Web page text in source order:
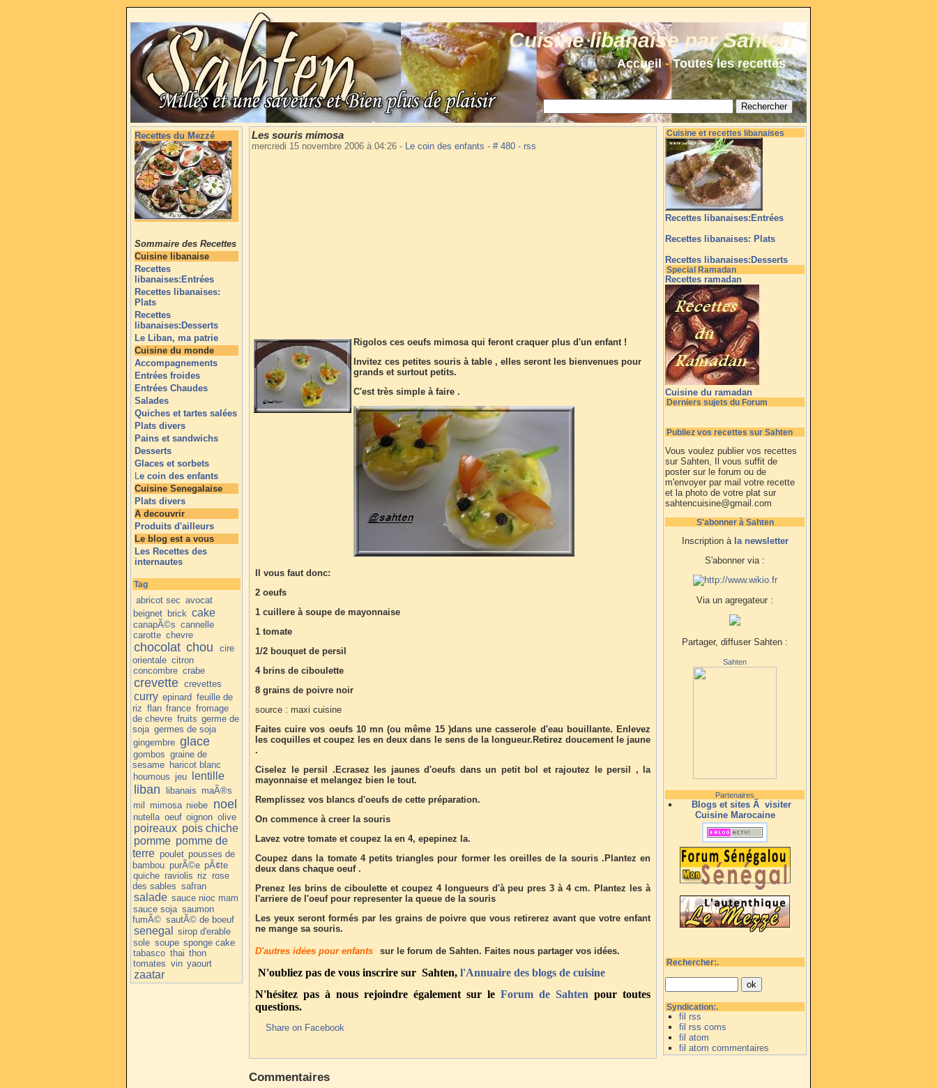
Cuisine libanaise par Sahten
Accueil-Toutes les recettes
Recettes du Mezzé
Sommaire des Recettes
Cuisine libanaise
Recettes
libanaises:Entrées
Recettes libanaises:
Plats
Recettes
libanaises:Desserts
Le Liban, ma patrie
Cuisine du monde
Accompagnements
Entrées froides
Entrées Chaudes
Salades
Quiches et tartes salées
Plats divers
Pains et sandwichs
Desserts
Glaces et sorbets
Le coin des enfants
Cuisine Senegalaise
Plats divers
A decouvrir
Produits d'ailleurs
Le blog est a vous
Les Recettes des
internautes
Tag
abricot sec avocat
beignet brick cake
canapÃ©s cannelle
carotte chevre
chocolat chou
cire
orientale citron
concombre crabe
crevette crevettes
curry epinard feuille de
riz flan france fromage
de chevre fruits germe de
soja germes de soja
gingembre glace
gombos graine de
sesame haricot blanc
houmous jeu lentille
liban libanais maÃ®s
mil mimosa niebe noel
nutella oeuf oignon olive
poireaux pois chiche
pomme pomme de
terre poulet pousses de
bambou purÃ©e pÃ¢te
quiche raviolis riz rose
des sables safran
salade sauce nioc mam
sauce soja saumon
fumÃ© sautÃ© de boeuf
senegal
sirop d'erable
sole soupe sponge cake
tabasco thai thon
tomates vin yaourt
zaatar
Les souris mimosa
mercredi 15 novembre 2006 à 04:26 - Le coin des enfants - # 480 - rss
Rigolos ces oeufs mimosa qui feront craquer plus d'un enfant !
Invitez ces petites souris à table , elles seront les bienvenues pour
grands et surtout petits.
C'est très simple à faire .
Il vous faut donc:
2 oeufs
1 cuillere à soupe de mayonnaise
1 tomate
1/2 bouquet de persil
4 brins de ciboulette
8 grains de poivre noir
source : maxi cuisine
Faites cuire vos oeufs 10 mn (ou même 15 )dans une casserole d'eau bouillante. Enlevez
les coquilles et coupez les en deux dans le sens de la longueur.Retirez doucement le jaune
.
Ciselez le persil .Ecrasez les jaunes d'oeufs dans un petit bol et rajoutez le persil , la
mayonnaise et melangez bien le tout.
Remplissez vos blancs d'oeufs de cette préparation.
On commence à creer la souris
Lavez votre tomate et coupez la en 4, epepinez la.
Coupez dans la tomate 4 petits triangles pour former les oreilles de la souris .Plantez en
deux dans chaque oeuf .
Prenez les brins de ciboulette et coupez 4 longueurs d'à peu pres 3 à 4 cm. Plantez les à
l'arriere de l'oeuf pour representer la queue de la souris
Les yeux seront formés par les grains de poivre que vous retirerez avant que votre enfant
ne mange sa souris.
D'autres idées pour enfants sur le forum de Sahten. Faites nous partager vos idées.
N'oubliez pas de vous inscrire sur Sahten, l'Annuaire des blogs de cuisine
N'hésitez pas à nous rejoindre également sur le Forum de Sahten pour toutes
questions.
Share on Facebook
Commentaires
Cuisine et recettes libanaises
Recettes libanaises:Entrées
Recettes libanaises: Plats
Recettes libanaises:Desserts
Special Ramadan
Recettes ramadan
Cuisine du ramadan
Derniers sujets du Forum
Publiez vos recettes sur Sahten
Vous voulez publier vos recettes
sur Sahten, Il vous suffit de
poster sur le forum ou de
m'envoyer par mail votre recette
et la photo de votre plat sur
sahtencuisine@gmail.com
S'abonner à Sahten
Inscription à la newsletter
S'abonner via :
Via un agregateur :
Partager, diffuser Sahten :
Sahten
Partenaires
Blogs et sites Ã visiter
Cuisine Marocaine
Rechercher:.
Syndication:.
fil rss
fil rss coms
fil atom
fil atom commentaires